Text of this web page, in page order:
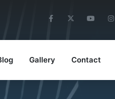
Gallery Contact